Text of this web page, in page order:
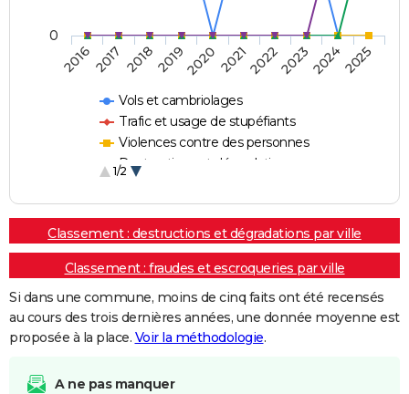
Vols et cambriolages
Trafic et usage de stupéfiants
Violences contre des personnes
Destructions et dégradations
1/2
20162017 20182019202020212022202320242025
0
Classement : destructions et dégradations par ville
Classement : fraudes et escroqueries par ville
Si dans une commune, moins de cinq faits ont été recensés
au cours des trois dernières années, une donnée moyenne est
proposée à la place. Voir la méthodologie.
A ne pas manquer